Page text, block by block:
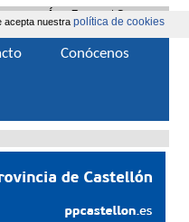
acepta nuestra política de cookies
|Contacta
Área Extranet
Conócenos